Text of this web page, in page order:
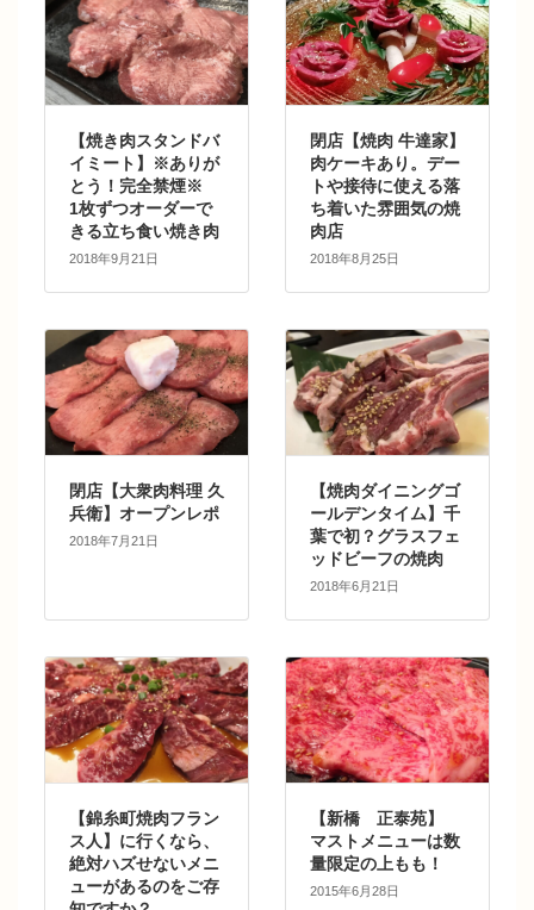
【焼き肉スタンドバ
イミート】※ありが
とう！完全禁煙※
1枚ずつオーダーで
きる立ち食い焼き肉
2018年9月21日
閉店【焼肉 牛達家】
肉ケーキあり。デー
トや接待に使える落
ち着いた雰囲気の焼
肉店
2018年8月25日
閉店【大衆肉料理 久
兵衛】オープンレポ
2018年7月21日
【焼肉ダイニングゴ
ールデンタイム】千
葉で初？グラスフェ
ッドビーフの焼肉
2018年6月21日
【錦糸町焼肉フラン
ス人】に行くなら、
絶対ハズせないメニ
ューがあるのをご存
【新橋 正泰苑】
マストメニューは数
量限定の上もも！
2015年6月28日